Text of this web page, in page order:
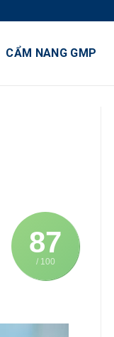
CẨM NANG GMP
87
/ 100